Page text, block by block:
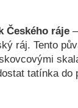
Českého ráje
ráj. Tento
tatínka do